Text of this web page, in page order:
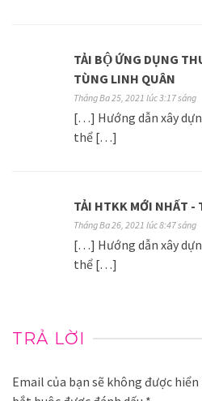
TẢI BỘ ỨNG DỤNG
TÙNG LINH QUÂN
Tháng Ba 25, 2021 lúc 3:17 sáng
[…] Hướng dẫn xây
thể […]
TẢI HTKK MỚI NHẤT -
Tháng Ba 26, 2021 lúc 8:47 sáng
[…] Hướng dẫn xây
thể […]
TRẢ LỜI
Email của bạn sẽ không được